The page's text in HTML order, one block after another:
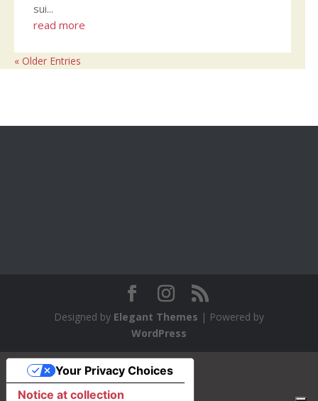
sui...
read more
« Older Entries
Designed by Elegant Themes | Powered by
WordPress
Notice at collection
Your Privacy Choices